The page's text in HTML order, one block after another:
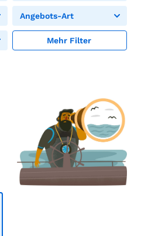
Angebots-Art
Mehr Filter